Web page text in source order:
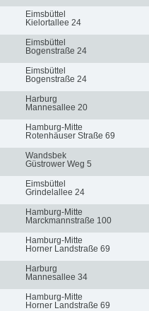
Eimsbüttel
Kielortallee 24
Eimsbüttel
Bogenstraße 24
Eimsbüttel
Bogenstraße 24
Harburg
Mannesallee 20
Hamburg-Mitte
Rotenhäuser Straße 69
Wandsbek
Güstrower Weg 5
Eimsbüttel
Grindelallee 24
Hamburg-Mitte
Marckmannstraße 100
Hamburg-Mitte
Horner Landstraße 69
Harburg
Mannesallee 34
Hamburg-Mitte
Horner Landstraße 69